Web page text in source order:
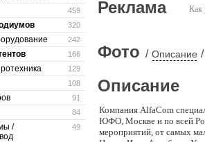
459
320
242
166
129
108
91
84
49
/
Как
Реклама
Фото / Описание /
Описание
Компания AlfaCom
ЮФО, Москве и по всей
мероприятий, от самых